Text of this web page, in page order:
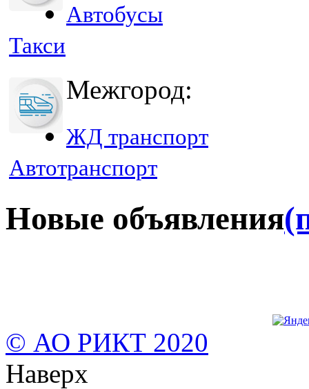
Автобусы
Такси
Межгород:
ЖД транспорт
Автотранспорт
Новые объявления
© АО РИКТ 2020
Наверх